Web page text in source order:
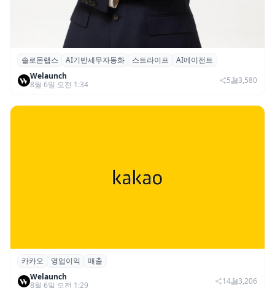
솔로몬랩스, 스트라이프 출신 이창헌 영입…
절세 전략 AI 에이전트 개발 본격화
솔로몬랩스 AI기반세무자동화 스트라이프
AI에이전트
Welaunch
8월 6일 오전 1:34
5 3,580
카카오, 2026년 2분기 매출 2조985억·영업
이익 2770억…역대 분기 최대
카카오 영업이익
매출
Welaunch
8월 6일 오전 1:29
14 3,206